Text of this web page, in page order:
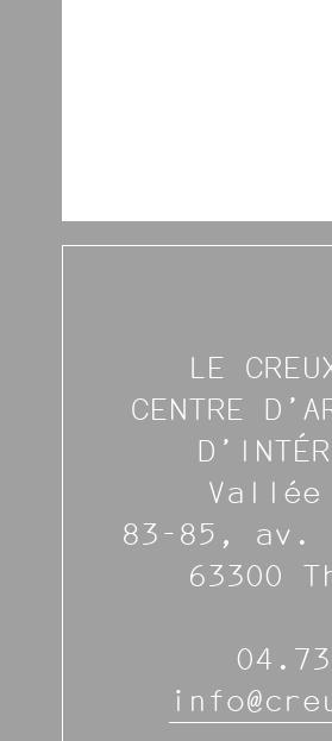
LE
CENTRE
Vallée
83-85, av.
63300